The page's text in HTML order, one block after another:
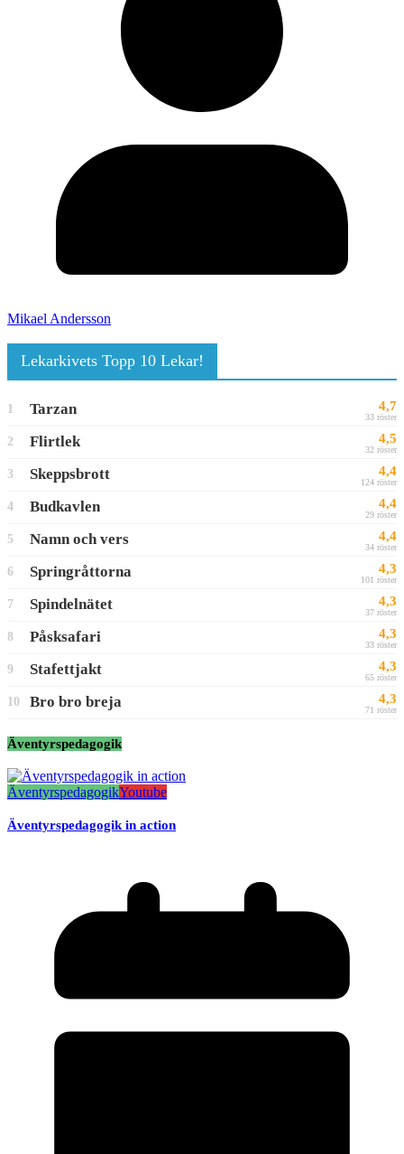
Mikael Andersson
Lekarkivets Topp 10 Lekar!
1 Tarzan 4,7
33 röster
2 Flirtlek 4,5
32 röster
3 Skeppsbrott 4,4
124 röster
4 Budkavlen 4,4
29 röster
5 Namn och vers 4,4
34 röster
6 Springråttorna 4,3
101 röster
7 Spindelnätet 4,3
37 röster
8 Påsksafari 4,3
33 röster
9 Stafettjakt 4,3
65 röster
10 Bro bro breja 4,3
71 röster
Äventyrspedagogik
ÄventyrspedagogikYoutube
Äventyrspedagogik in action